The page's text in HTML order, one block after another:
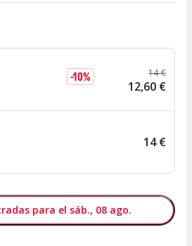
-10% 14 €
12,60 €
14 €
para el sáb., 08 ago.